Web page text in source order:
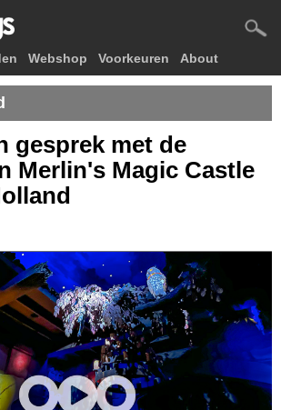
Webshop Voorkeuren About
gesprek met de
Merlin's Magic Castle